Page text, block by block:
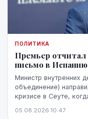
ПОЛИТИКА
Премьер отчитал
письмо в Испанию
Министр внутренних
объединение)
кризисе в Сеуте,
чувствительно.
05.08.2026 10:47